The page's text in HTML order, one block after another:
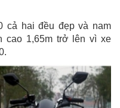
cả hai đều đẹp và nam
cao 1,65m trở lên vì xe